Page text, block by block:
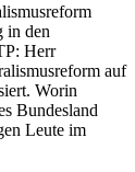
in den
Herr
auf
Worin
Bundesland
Leute im